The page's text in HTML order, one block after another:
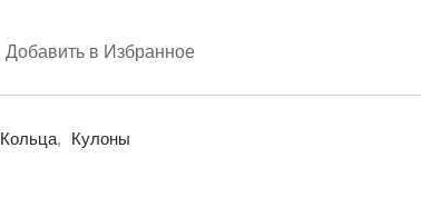
Добавить в Избранное
Кольца, Кулоны